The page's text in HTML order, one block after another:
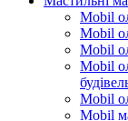
Mobil
Mobil
Mobil
Mobil
Mobil
Mobil